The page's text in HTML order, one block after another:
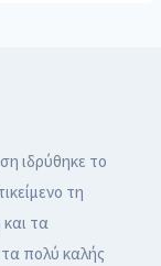
ιδρύθηκε το
τη
τα
πολύ καλής